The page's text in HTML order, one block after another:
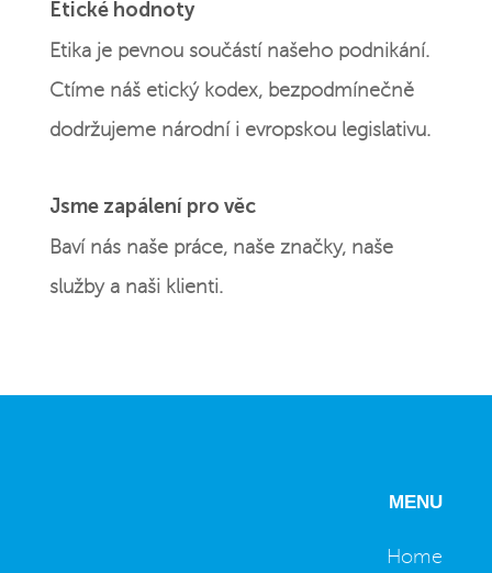
Etické hodnoty
Etika je pevnou součástí našeho podnikání.
Ctíme náš etický kodex, bezpodmínečně
dodržujeme národní i evropskou legislativu.
Jsme zapálení pro věc
Baví nás naše práce, naše značky, naše
služby a naši klienti.
MENU
Home